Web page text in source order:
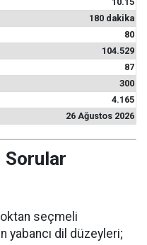
180 dakika
80
104.529
87
300
4.165
26 Ağustos 2026
Sorular
seçmeli
yabancı dil düzeyleri;